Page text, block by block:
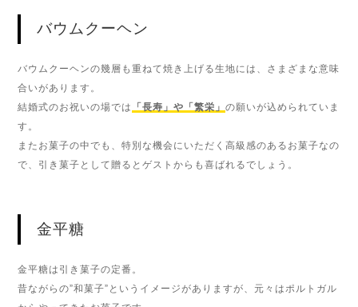
バウムクーヘン
バウムクーヘンの幾層も重ねて焼き上げる生地には、さまざまな意味
合いがあります。
結婚式のお祝いの場では
「長寿」や「繁栄」の願いが込められていま
す。
またお菓子の中でも、特別な機会にいただく高級感のあるお菓子なの
で、引き菓子として贈るとゲストからも喜ばれるでしょう。
金平糖
金平糖は引き菓子の定番。
昔ながらの”和菓子”というイメージがありますが、元々はポルトガル